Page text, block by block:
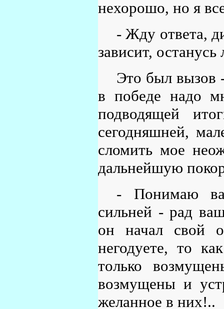
нехорошо, но я
- Жду ответа,
зависит,
Это был вызов
в победе надо
подводящей
сегодняшней,
сломить мое
дальнейшую
- Понимаю
сильней - рад
он начал свой
негодуете, то
только
возмущены и
желанное в них!..